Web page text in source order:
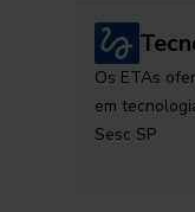
Os ETAs
em
Sesc SP